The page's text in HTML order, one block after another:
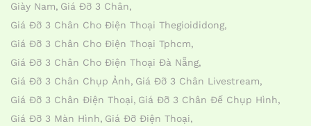
Giày Nam Giá Đỡ 3 Chân
Giá Đỡ 3 Chân Cho Điện Thoại Thegioididong
Giá Đỡ 3 Chân Cho Điện Thoại Tphcm
Giá Đỡ 3 Chân Cho Điện Thoại Đà Nẵng
Giá Đỡ 3 Chân Chụp Ảnh Giá Đỡ 3 Chân Livestream
Giá Đỡ 3 Chân Điện Thoại Giá Đỡ 3 Chân Đế Chụp Hình
Giá Đỡ 3 Màn Hình Giá Đỡ Điện Thoại